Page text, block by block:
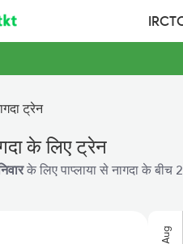
ट्रेन
के लिए ट्रेन
के लिए पाप्लाया से नागदा के बीच
Aug